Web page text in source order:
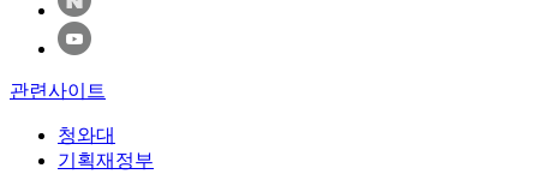
관련사이트
청와대
기획재정부